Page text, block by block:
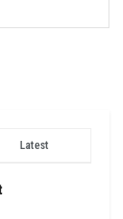
Latest